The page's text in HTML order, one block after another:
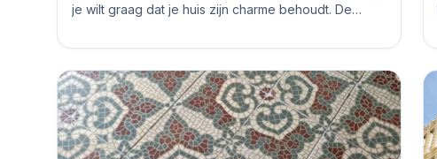
je wilt graag dat je huis zijn charme behoudt. De